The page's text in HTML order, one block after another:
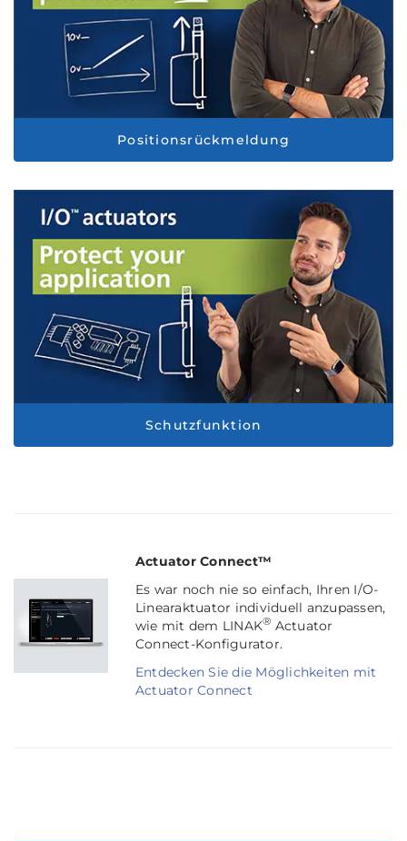
Positionsrückmeldung
Schutzfunktion
Actuator Connect™
Es war noch nie so einfach, Ihren I/O-
Linearaktuator individuell anzupassen,
wie mit dem LINAK® Actuator
Connect-Konfigurator.
Entdecken Sie die Möglichkeiten mit
Actuator Connect